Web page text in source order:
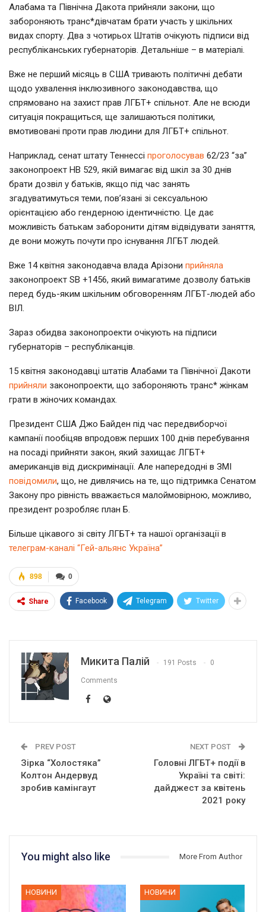
Алабама та Північна Дакота прийняли закони, що
забороняють транс*дівчатам брати участь у шкільних
видах спорту. Два з чотирьох Штатів очікують підписи від
республіканських губернаторів. Детальніше – в матеріалі.
Вже не перший місяць в США тривають політичні дебати
щодо ухвалення інклюзивного законодавства, що
спрямовано на захист прав ЛГБТ+ спільнот. Але не всюди
ситуація покращиться, ще залишаються політики,
вмотивовані проти прав людини для ЛГБТ+ спільнот.
Наприклад, сенат штату Теннессі проголосував 62/23 “за”
законопроект HB 529, якій вимагає від шкіл за 30 днів
брати дозвіл у батьків, якщо під час занять
згадуватимуться теми, пов’язані зі сексуальною
орієнтацією або гендерною ідентичністю. Це дає
можливість батькам заборонити дітям відвідувати заняття,
де вони можуть почути про існування ЛГБТ людей.
Вже 14 квітня законодавча влада Арізони прийняла
законопроект SB +1456, який вимагатиме дозволу батьків
перед будь-яким шкільним обговоренням ЛГБТ-людей або
ВІЛ.
Зараз обидва законопроекти очікують на підписи
губернаторів – республіканців.
15 квітня законодавці штатів Алабами та Північної Дакоти
прийняли законопроекти, що забороняють транс* жінкам
грати в жіночих командах.
Президент США Джо Байден під час передвиборчої
кампанії пообіцяв впродовж перших 100 днів перебування
на посаді прийняти закон, який захищає ЛГБТ+
американців від дискримінації. Але напередодні в ЗМІ
повідомили, що, не дивлячись на те, що підтримка Сенатом
Закону про рівність вважається малоймовірною, можливо,
президент розробляє план Б.
Більше цікавого зі світу ЛГБТ+ та нашої організації в
телеграм-каналі “Гей-альянс Україна”
0
898
Share Facebook Telegram Twitter
Микита Палій 191 Posts 0
Comments
PREV POST
Зірка “Холостяка”
Колтон Андервуд
зробив камінгаут
NEXT POST
Головні ЛГБТ+ події в
Україні та світі:
дайджест за квітень
2021 року
You might also like More From Author
НОВИНИ НОВИНИ